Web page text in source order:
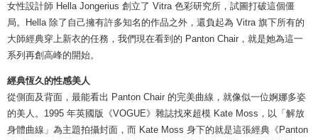
女性設計師 Hella Jongerius 創立了 Vitra 色彩研究所，試圖打破這個僵
局。Hella 除了自己擁有許多知名的作品之外，還負起為 Vitra 旗下所有的
大師經典穿上新衣的任務，我們現在看到的 Panton Chair，就是她為這一
系列再創高峰的開始。
經典恆久的性感美人
從側面及背面，最能看出 Panton Chair 的完美曲線，就像似一位婀娜多姿
的美人。1995 年英國版《VOGUE》雜誌找來超模 Kate Moss，以「解放
身體曲線」為主題拍攝封面，而 Kate Moss 身下的就是這張經典《Panton